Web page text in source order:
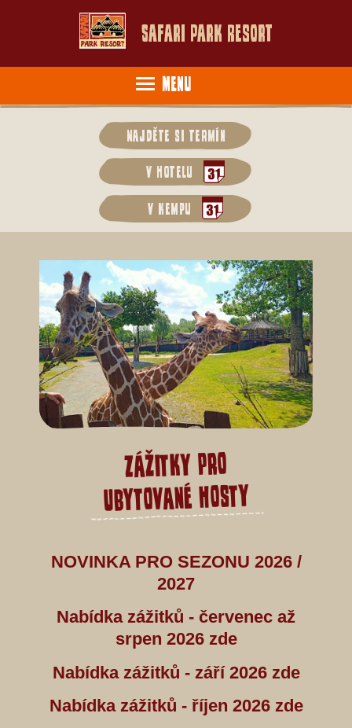
Safari Park Resort
Menu
Najděte si termín
v hotelu
v kempu
Zážitky pro
Ubytované hosty
NOVINKA PRO SEZONU 2026 /
2027
Nabídka zážitků - červenec až
srpen 2026 zde
Nabídka zážitků - září 2026 zde
Nabídka zážitků - říjen 2026 zde